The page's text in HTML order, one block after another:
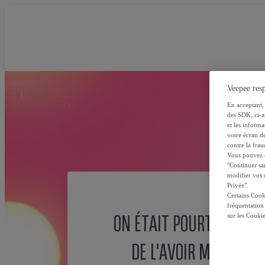
ON ÉTAIT POURTANT
DE L'AVOIR MISE ICI !
Veepee
En
des SDK, ci-
et les
votre écran
contre la
Vous pouvez
"Continuer
modifier vos
Privée".
Certains
fréquentation
sur les